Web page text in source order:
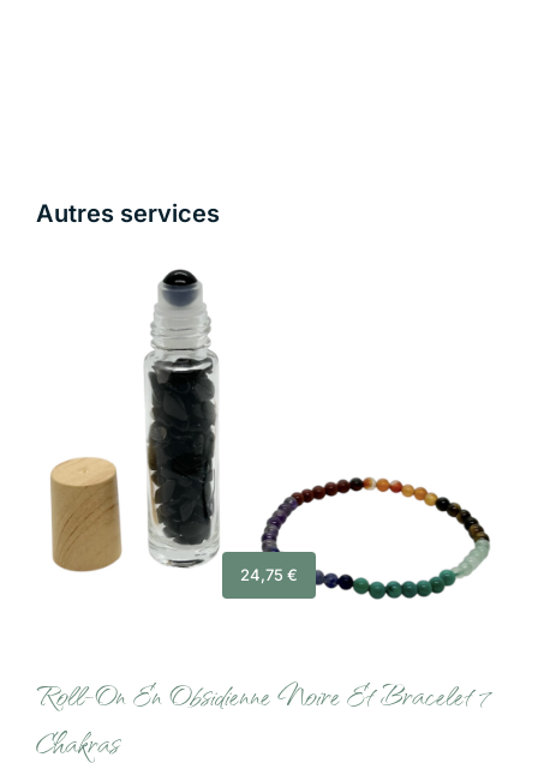
Autres services
24,75 €
Roll-On En Obsidienne Noire Et Bracelet 7
Chakras